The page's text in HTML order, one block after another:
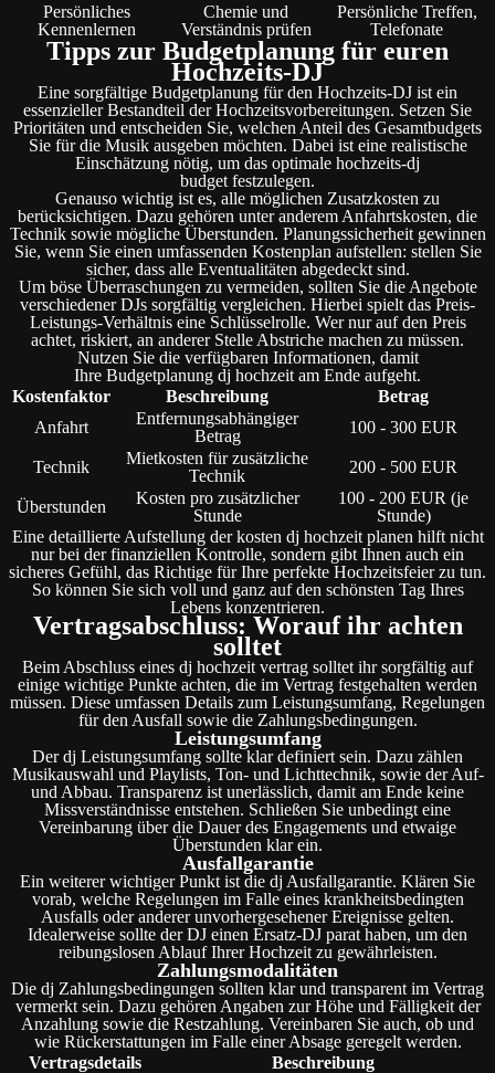
Persönliches
Kennenlernen
Chemie und
Verständnis prüfen
Persönliche Treffen,
Telefonate
Tipps zur Budgetplanung für euren
Hochzeits-DJ
Eine sorgfältige Budgetplanung für den Hochzeits-DJ ist ein
essenzieller Bestandteil der Hochzeitsvorbereitungen. Setzen Sie
Prioritäten und entscheiden Sie, welchen Anteil des Gesamtbudgets
Sie für die Musik ausgeben möchten. Dabei ist eine realistische
Einschätzung nötig, um das optimale hochzeits-dj
budget festzulegen.
Genauso wichtig ist es, alle möglichen Zusatzkosten zu
berücksichtigen. Dazu gehören unter anderem Anfahrtskosten, die
Technik sowie mögliche Überstunden. Planungssicherheit gewinnen
Sie, wenn Sie einen umfassenden Kostenplan aufstellen: stellen Sie
sicher, dass alle Eventualitäten abgedeckt sind.
Um böse Überraschungen zu vermeiden, sollten Sie die Angebote
verschiedener DJs sorgfältig vergleichen. Hierbei spielt das Preis-
Leistungs-Verhältnis eine Schlüsselrolle. Wer nur auf den Preis
achtet, riskiert, an anderer Stelle Abstriche machen zu müssen.
Nutzen Sie die verfügbaren Informationen, damit
Ihre Budgetplanung dj hochzeit am Ende aufgeht.
Kostenfaktor
Beschreibung
Betrag
Anfahrt
Entfernungsabhängiger
Betrag
100 - 300 EUR
Technik
Mietkosten für zusätzliche
Technik
200 - 500 EUR
Überstunden
Kosten pro zusätzlicher
Stunde
100 - 200 EUR (je
Stunde)
Eine detaillierte Aufstellung der kosten dj hochzeit planen hilft nicht
nur bei der finanziellen Kontrolle, sondern gibt Ihnen auch ein
sicheres Gefühl, das Richtige für Ihre perfekte Hochzeitsfeier zu tun.
So können Sie sich voll und ganz auf den schönsten Tag Ihres
Lebens konzentrieren.
Vertragsabschluss: Worauf ihr achten
solltet
Beim Abschluss eines dj hochzeit vertrag solltet ihr sorgfältig auf
einige wichtige Punkte achten, die im Vertrag festgehalten werden
müssen. Diese umfassen Details zum Leistungsumfang, Regelungen
für den Ausfall sowie die Zahlungsbedingungen.
Leistungsumfang
Der dj Leistungsumfang sollte klar definiert sein. Dazu zählen
Musikauswahl und Playlists, Ton- und Lichttechnik, sowie der Auf-
und Abbau. Transparenz ist unerlässlich, damit am Ende keine
Missverständnisse entstehen. Schließen Sie unbedingt eine
Vereinbarung über die Dauer des Engagements und etwaige
Überstunden klar ein.
Ausfallgarantie
Ein weiterer wichtiger Punkt ist die dj Ausfallgarantie. Klären Sie
vorab, welche Regelungen im Falle eines krankheitsbedingten
Ausfalls oder anderer unvorhergesehener Ereignisse gelten.
Idealerweise sollte der DJ einen Ersatz-DJ parat haben, um den
reibungslosen Ablauf Ihrer Hochzeit zu gewährleisten.
Zahlungsmodalitäten
Die dj Zahlungsbedingungen sollten klar und transparent im Vertrag
vermerkt sein. Dazu gehören Angaben zur Höhe und Fälligkeit der
Anzahlung sowie die Restzahlung. Vereinbaren Sie auch, ob und
wie Rückerstattungen im Falle einer Absage geregelt werden.
Vertragsdetails
Beschreibung